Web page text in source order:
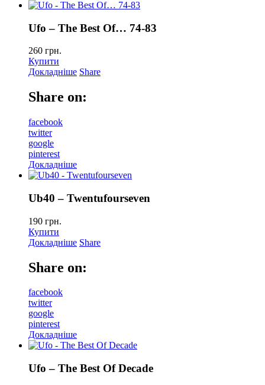
Ufo – The Best Of… 74-83
260 грн.
Купити
Докладніше Share
Share on:
facebook
twitter
google
pinterest
Докладніше
Ub40 – Twentufourseven
190 грн.
Купити
Докладніше Share
Share on:
facebook
twitter
google
pinterest
Докладніше
Ufo – The Best Of Decade